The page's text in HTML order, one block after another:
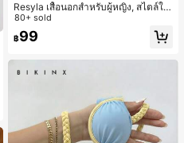
Resyla เสื้อนอกสำหรับผู้หญิง, สไตล์ให
ม่ฤดูร้อน, กีฬากลางแจ้งแบบสบายๆ, ลา
ยออกแบบ, พิมพ์ตัวอักษร & ตัวเลข สีน้ำ
เงิน แฟชั่น & อเนกประสงค์ เสื้อยืด, สตรี
สื้อยืดสำหรับผู้หญิง
80+ sold
฿99